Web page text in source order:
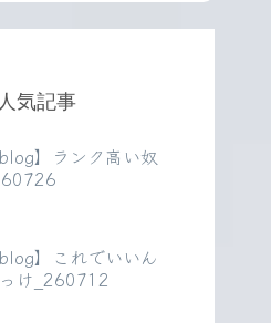
気記事
blog】ランク高い奴
blog】これでいいん
け_260712